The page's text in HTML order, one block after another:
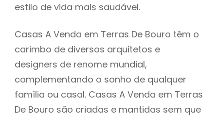
estilo de vida mais saudável.
Casas A Venda em Terras De Bouro têm o
carimbo de diversos arquitetos e
designers de renome mundial,
complementando o sonho de qualquer
família ou casal. Casas A Venda em Terras
De Bouro são criadas e mantidas sem que